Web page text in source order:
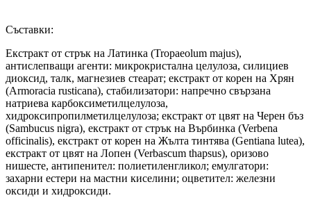
Съставки:
Екстракт от стрък на Латинка (Tropaeolum majus),
антислепващи агенти: микрокристална целулоза, силициев
диоксид, талк, магнезиев стеарат; екстракт от корен на Хрян
(Armoracia rusticana), стабилизатори: напречно свързана
натриева карбоксиметилцелулоза,
хидроксипропилметилцелулоза; екстракт от цвят на Черен бъз
(Sambucus nigra), екстракт от стрък на Върбинка (Verbena
officinalis), екстракт от корен на Жълта тинтява (Gentiana lutea),
екстракт от цвят на Лопен (Verbascum thapsus), оризово
нишесте, антипенител: полиетиленгликол; емулгатори:
захарни естери на мастни киселини; оцветител: железни
оксиди и хидроксиди.